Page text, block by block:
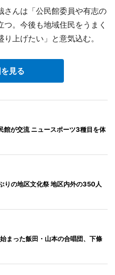
んは「公民館委員や有志の
。今後も地域住民をうまく
上げたい」と意気込む。
見る
館が交流 ニュースポーツ3種目を体
りの地区文化祭 地区内外の350人
まった飯田・山本の合唱団、下條